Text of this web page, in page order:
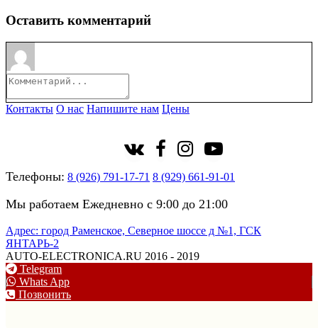
Оставить комментарий
Контакты О нас Напишите нам Цены
Телефоны: 8 (926) 791-17-71 8 (929) 661-91-01
Мы работаем Ежедневно с 9:00 до 21:00
Адрес: город Раменское, Северное шоссе д №1, ГСК
ЯНТАРЬ-2
AUTO-ELECTRONICA.RU 2016 - 2019
Telegram
Whats App
Позвонить